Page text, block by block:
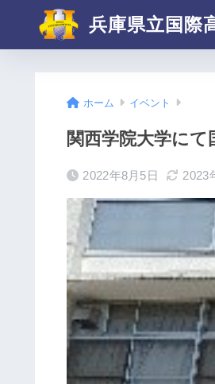
兵庫県立国際
ホーム イベント
関西学院大学に
2022年8月5日 2023